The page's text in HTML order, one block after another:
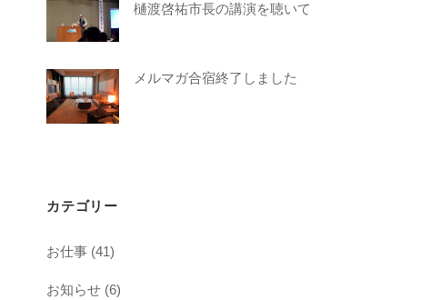
樋渡啓祐市長の講演を聴いて
メルマガ合宿終了しました
カテゴリー
お仕事 (41)
お知らせ (6)